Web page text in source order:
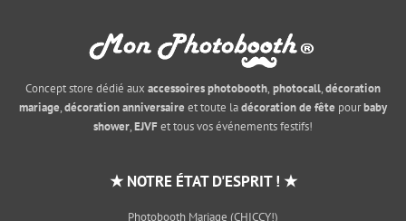
Concept store dédié aux accessoires photobooth, photocall,décoration
mariage,décoration anniversaire et toute ladécoration de fête pourbaby
shower,EJVFet tous vos événements festifs!
★ NOTRE ÉTAT D'ESPRIT ! ★
Photobooth Mariage (CHICCY!)